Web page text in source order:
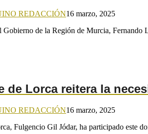
REDACCIÓN16 marzo, 2025
Gobierno de la Región de Murcia, Fernando
de Lorca reitera la
REDACCIÓN16 marzo, 2025
Fulgencio Gil Jódar, ha participado este